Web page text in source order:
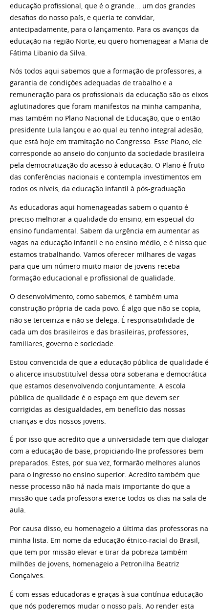
educação profissional, que é o grande... um dos grandes
desafios do nosso país, e queria te convidar,
antecipadamente, para o lançamento. Para os avanços da
educação na região Norte, eu quero homenagear a Maria de
Fátima Libanio da Silva.
Nós todos aqui sabemos que a formação de professores, a
garantia de condições adequadas de trabalho e a
remuneração para os profissionais da educação são os eixos
aglutinadores que foram manifestos na minha campanha,
mas também no Plano Nacional de Educação, que o então
presidente Lula lançou e ao qual eu tenho integral adesão,
que está hoje em tramitação no Congresso. Esse Plano, ele
corresponde ao anseio do conjunto da sociedade brasileira
pela democratização do acesso à educação. O Plano é fruto
das conferências nacionais e contempla investimentos em
todos os níveis, da educação infantil à pós-graduação.
As educadoras aqui homenageadas sabem o quanto é
preciso melhorar a qualidade do ensino, em especial do
ensino fundamental. Sabem da urgência em aumentar as
vagas na educação infantil e no ensino médio, e é nisso que
estamos trabalhando. Vamos oferecer milhares de vagas
para que um número muito maior de jovens receba
formação educacional e profissional de qualidade.
O desenvolvimento, como sabemos, é também uma
construção própria de cada povo. É algo que não se copia,
não se terceiriza e não se delega. É responsabilidade de
cada um dos brasileiros e das brasileiras, professores,
familiares, governo e sociedade.
Estou convencida de que a educação pública de qualidade é
o alicerce insubstituível dessa obra soberana e democrática
que estamos desenvolvendo conjuntamente. A escola
pública de qualidade é o espaço em que devem ser
corrigidas as desigualdades, em benefício das nossas
crianças e dos nossos jovens.
É por isso que acredito que a universidade tem que dialogar
com a educação de base, propiciando-lhe professores bem
preparados. Estes, por sua vez, formarão melhores alunos
para o ingresso no ensino superior. Acredito também que
nesse processo não há nada mais importante do que a
missão que cada professora exerce todos os dias na sala de
aula.
Por causa disso, eu homenageio a última das professoras na
minha lista. Em nome da educação étnico-racial do Brasil,
que tem por missão elevar e tirar da pobreza também
milhões de jovens, homenageio a Petronilha Beatriz
Gonçalves.
É com essas educadoras e graças à sua contínua educação
que nós poderemos mudar o nosso país. Ao render esta